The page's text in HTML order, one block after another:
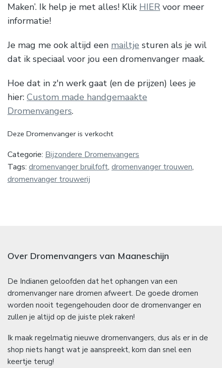
Maken’. Ik help je met alles! Klik HIER voor meer
informatie!
Je mag me ook altijd een mailtje sturen als je wil
dat ik speciaal voor jou een dromenvanger maak.
Hoe dat in z'n werk gaat (en de prijzen) lees je
hier: Custom made handgemaakte
Dromenvangers.
Deze Dromenvanger is verkocht
Categorie: Bijzondere Dromenvangers
Tags: dromenvanger bruilfoft, dromenvanger trouwen,
dromenvanger trouwerij
Over Dromenvangers van Maaneschijn
De Indianen geloofden dat het ophangen van een
dromenvanger nare dromen afweert. De goede dromen
worden nooit tegengehouden door de dromenvanger en
zullen je altijd op de juiste plek raken!
Ik maak regelmatig nieuwe dromenvangers, dus als er in de
shop niets hangt wat je aanspreekt, kom dan snel een
keertje terug!